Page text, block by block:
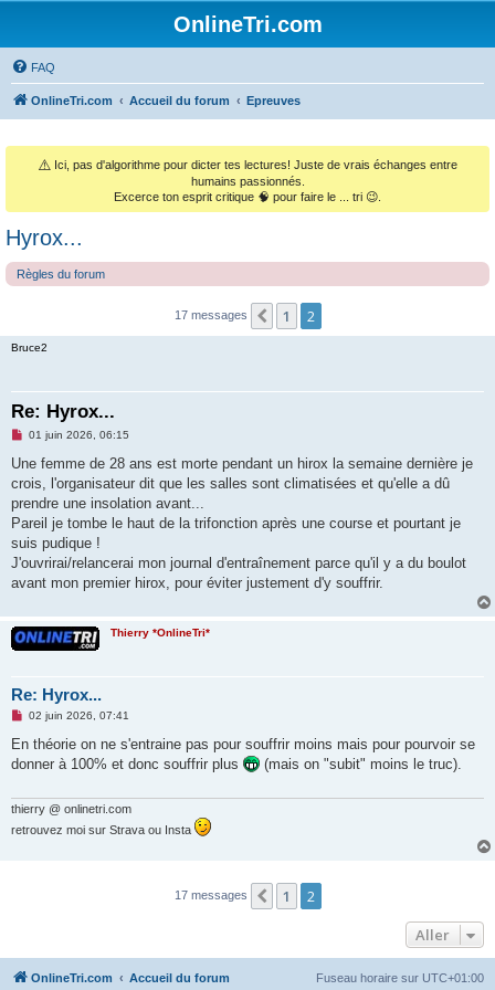
OnlineTri.com
FAQ
OnlineTri.com Accueil du forum Epreuves
⚠️ Ici, pas d'algorithme pour dicter tes lectures! Juste de vrais échanges entre
humains passionnés.
Excerce ton esprit critique 🧠 pour faire le ... tri 😉.
Hyrox...
Règles du forum
17 messages Précédent
1 2
Bruce2
Re: Hyrox...
M
s
a
g
n
o
l
u
01 juin 2026, 06:15
Une femme de 28 ans est morte pendant un hirox la semaine dernière je
crois, l'organisateur dit que les salles sont climatisées et qu'elle a dû
prendre une insolation avant...
Pareil je tombe le haut de la trifonction après une course et pourtant je
suis pudique !
J'ouvrirai/relancerai mon journal d'entraînement parce qu'il y a du boulot
avant mon premier hirox, pour éviter justement d'y souffrir.
Thierry *OnlineTri*
Re: Hyrox...
M
s
a
n
n
02 juin 2026, 07:41
En théorie on ne s'entraine pas pour souffrir moins mais pour pourvoir se
donner à 100% et donc souffrir plus
(mais on "subit" moins le truc).
thierry @ onlinetri.com
retrouvez moi sur Strava ou Insta
17 messages Précédent
1
2
Aller
OnlineTri.com Accueil du forum Fuseau horaire sur UTC+01:00